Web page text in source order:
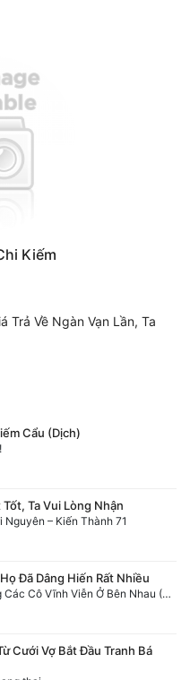
Kiếm
Trả Về Ngàn Vạn Lần, Ta
Cẩu (Dịch)
Ta Vui Lòng Nhận
– Kiến Thành 71
Đã Dâng Hiến Rất Nhiều
Chương 958 Ta Muốn Cùng Các Cô Vĩnh Viễn Ở Bên Nhau (2) Hết
Cưới Vợ Bắt Đầu Tranh Bá